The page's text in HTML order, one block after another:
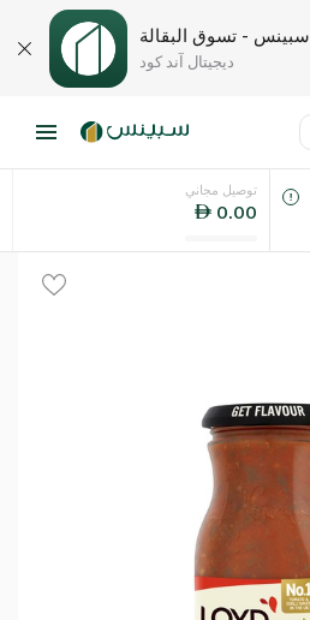
سبينس - تسوق البقالة
ديجيتال آند كود
اللغةتوصيل مجاني
0.00